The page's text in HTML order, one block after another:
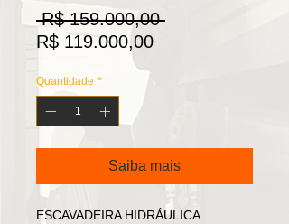
R$ 159.000,00 Preço
R$ 119.000,00Preço
Quantidade *
Saiba mais
ESCAVADEIRA HIDRÁULICA